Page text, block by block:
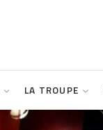
LA TROUPE